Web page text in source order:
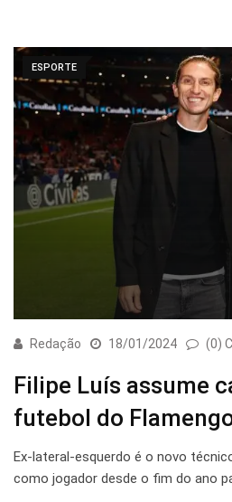
ESPORTE
Redação 18/01/2024 (0)
Filipe Luís assume
futebol do
Ex-lateral-esquerdo é o novo
como jogador desde o fim do ano